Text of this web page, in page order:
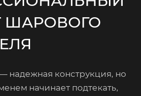
ШАРОВОГО
надежная конструкция, но
начинает подтекать,